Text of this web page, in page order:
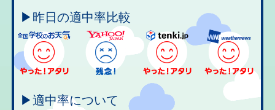
▶昨日の適中率比較
▶適中率について